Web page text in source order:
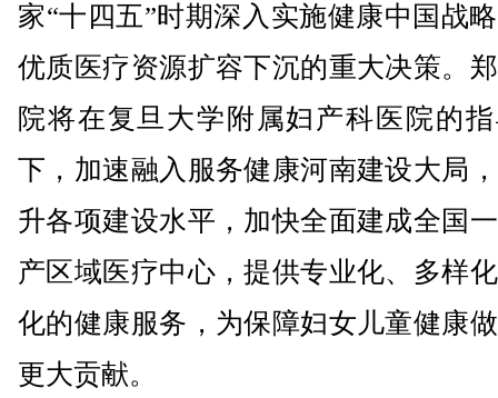
家“十四五”时期深入实施健康中国战
优质医疗资源扩容下沉的重大决策。
院将在复旦大学附属妇产科医院的
下，加速融入服务健康河南建设大局
升各项建设水平，加快全面建成全国
产区域医疗中心，提供专业化、多样
化的健康服务，为保障妇女儿童健康
更大贡献。